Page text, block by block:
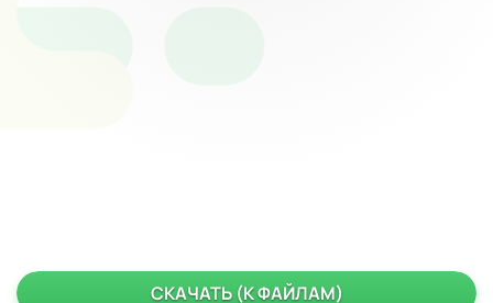
СКАЧАТЬ (К ФАЙЛАМ)